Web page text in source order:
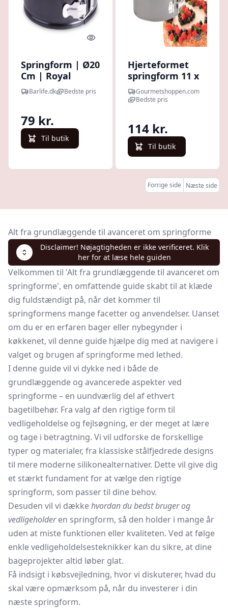
Quick look
Springform | Ø20
Cm | Royal
Series
Barlife.dk Bedste pris
79 kr.
Til butik
Quick
Hjerteformet
springform 11 x
11 cm. - Hurtig
levering
Gourmetshoppen.com
Bedste pris
114 kr.
Til butik
Forrige side Næste side
Alt fra grundlæggende til avanceret om springforme
Disclaimer! Nøjagtigheden er ikke verificeret. Klik
her for at læse hele guiden
Velkommen til 'Alt fra grundlæggende til avanceret om
springforme', en omfattende guide skabt til at klæde
dig fuldstændigt på, når det kommer til
springformens mange facetter og anvendelser. Uanset
om du er en erfaren bager eller nybegynder i
køkkenet, vil denne guide hjælpe dig med at navigere i
valget og brugen af springforme med lethed.
I denne guide vil vi dykke ned i både de
grundlæggende og avancerede aspekter ved
springforme – en uundværlig del af ethvert
bagetilbehør. Fra valg af den rigtige form til
vedligeholdelse og fejlsøgning, er der meget at lære
og tage i betragtning. Vi vil udforske de forskellige
typer og materialer, fra klassiske stålfjedrede designs
til mere moderne silikonealternativer. Dette vil give dig
et stærkt fundament for at vælge den rigtige
springform, som passer til dine behov.
Desuden vil vi dækkehvordan du bedst bruger og
vedligeholderen springform, så den holder i mange år
uden at miste funktionen eller kvaliteten. Ved at følge
enkle vedligeholdelsesteknikker kan du sikre, at dine
bageprojekter altid løber glat.
Få indsigt i købsvejledning, hvor vi diskuterer, hvad du
skal være opmærksom på, når du investerer i din
næste springform.